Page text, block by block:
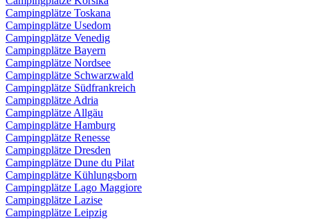
Campingplätze Toskana
Campingplätze Usedom
Campingplätze Venedig
Campingplätze Bayern
Campingplätze Nordsee
Campingplätze Schwarzwald
Campingplätze Südfrankreich
Campingplätze Adria
Campingplätze Allgäu
Campingplätze Hamburg
Campingplätze Renesse
Campingplätze Dresden
Campingplätze Dune du Pilat
Campingplätze Kühlungsborn
Campingplätze Lago Maggiore
Campingplätze Lazise
Campingplätze Leipzig